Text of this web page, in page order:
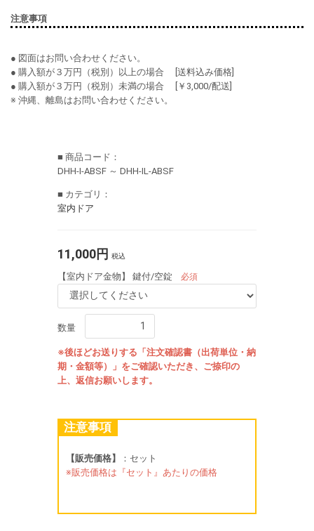
注意事項
● 図面はお問い合わせください。
● 購入額が３万円（税別）以上の場合 [送料込み価格]
● 購入額が３万円（税別）未満の場合 [￥3,000/配送]
※ 沖縄、離島はお問い合わせください。
■ 商品コード：
DHH-I-ABSF ～ DHH-IL-ABSF
■ カテゴリ：
室内ドア
11,000円 税込
【室内ドア金物】 鍵付/空錠 必須
数量
※後ほどお送りする「注文確認書（出荷単位・納
期・金額等）」をご確認いただき、ご捺印の
上、返信お願いします。
注意事項
【販売価格】
：セット
※販売価格は『セット』あたりの価格